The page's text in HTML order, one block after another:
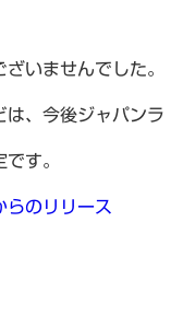
いませんでした。
は、今後ジャパンラ
す。
らのリリース